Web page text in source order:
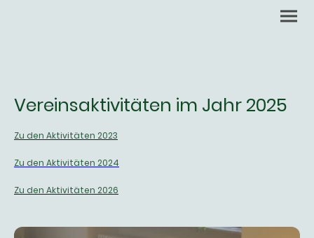
Vereinsaktivitäten im Jahr 2025
Zu den Aktivitäten 2023
Zu den Aktivitäten 2024
Zu den Aktivitäten 2026